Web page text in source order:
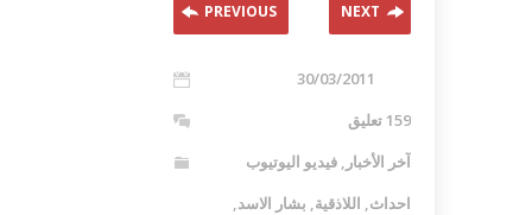
PREVIOUS NEXT
30/03/2011
159 تعليق
آخر الأخبار , فيديو اليوتيوب
احداث, اللاذقية, بشار الاسد,